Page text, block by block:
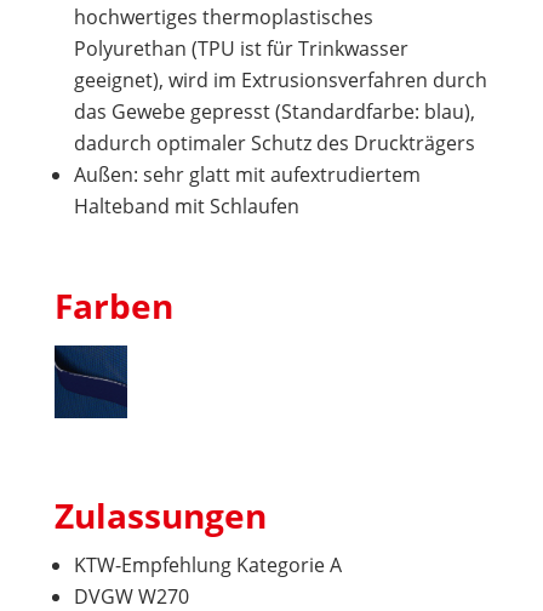
hochwertiges thermoplastisches
Polyurethan (TPU ist für Trinkwasser
geeignet), wird im Extrusionsverfahren durch
das Gewebe gepresst (Standardfarbe: blau),
dadurch optimaler Schutz des Druckträgers
Außen: sehr glatt mit aufextrudiertem
Halteband mit Schlaufen
Farben
Zulassungen
KTW-Empfehlung Kategorie A
DVGW W270